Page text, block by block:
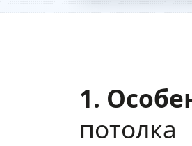
1.
потолка